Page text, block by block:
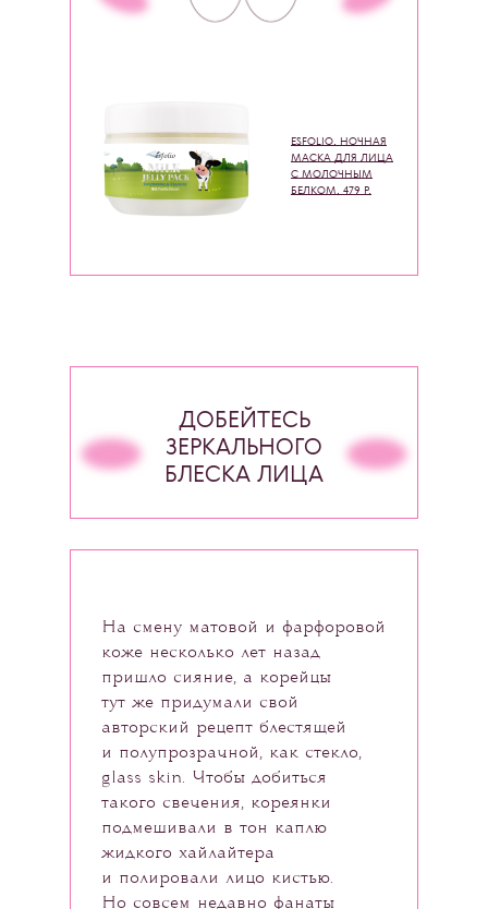
ESFOLIO, НОЧНАЯ
МАСКА ДЛЯ ЛИЦА
С МОЛОЧНЫМ
БЕЛКОМ, 479 Р.
ДОБЕЙТЕСЬ
ЗЕРКАЛЬНОГО
БЛЕСКА ЛИЦА
На смену матовой и фарфоровой
коже несколько лет назад
пришло сияние, а корейцы
тут же придумали свой
авторский рецепт блестящей
и полупрозрачной, как стекло,
glass skin. Чтобы добиться
такого свечения, кореянки
подмешивали в тон каплю
жидкого хайлайтера
и полировали лицо кистью.
Но совсем недавно фанаты